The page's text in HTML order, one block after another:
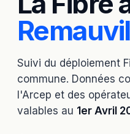
Suivi du déploiement
commune. Données
l'Arcep et des
valables au 1er Avril